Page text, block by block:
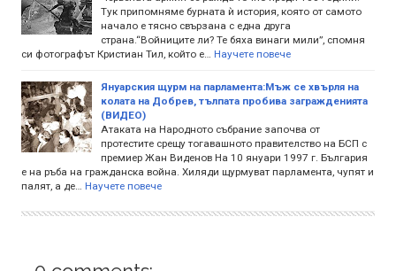
Тук припомняме бурната ѝ история, която от самото
начало е тясно свързана с една друга
страна.“Войниците ли? Те бяха винаги мили”, спомня
си фотографът Кристиан Тил, който е…
Научете повече
Януарския щурм на парламента:Мъж се хвърля на
колата на Добрев, тълпата пробива загражденията
(ВИДЕО)
Атаката на Народното събрание започва от
протестите срещу тогавашното правителство на БСП с
премиер Жан Виденов На 10 януари 1997 г. България
е на ръба на гражданска война. Хиляди щурмуват парламента, чупят и
палят, а де…
Научете повече